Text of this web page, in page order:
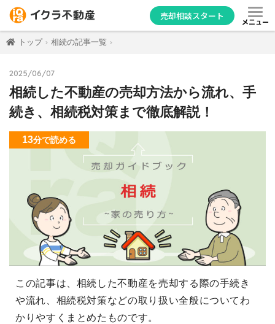
売却相談スタート
メニュー
トップ 相続の記事一覧
2025/06/07
相続した不動産の売却方法から流れ、手
続き、相続税対策まで徹底解説！
13分で読める
この記事は、相続した不動産を売却する際の手続き
や流れ、相続税対策などの取り扱い全般についてわ
かりやすくまとめたものです。